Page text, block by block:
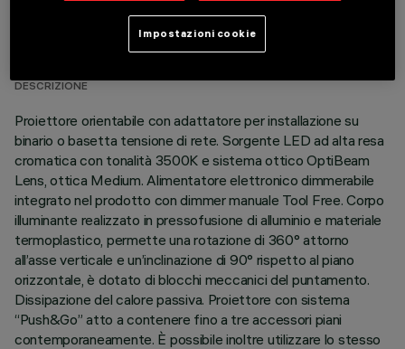
DATI TECNICI
ULTIMO AGGIORNAMENTO: 05/08/2026
DESCRIZIONE
Proiettore orientabile con adattatore per installazione su
binario o basetta tensione di rete. Sorgente LED ad alta resa
cromatica con tonalità 3500K e sistema ottico OptiBeam
Lens, ottica Medium. Alimentatore elettronico dimmerabile
integrato nel prodotto con dimmer manuale Tool Free. Corpo
illuminante realizzato in pressofusione di alluminio e materiale
termoplastico, permette una rotazione di 360° attorno
all’asse verticale e un’inclinazione di 90° rispetto al piano
orizzontale, è dotato di blocchi meccanici del puntamento.
Dissipazione del calore passiva. Proiettore con sistema
“Push&Go” atto a contenere fino a tre accessori piani
contemporaneamente. È possibile inoltre utilizzare lo stesso
Impostazioni cookie